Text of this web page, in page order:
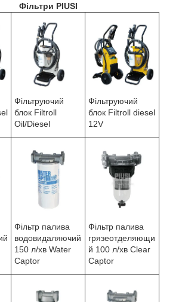
Фільтри PIUSI
Фільтруючий
блок Filtroll
Oil/Diesel
Фільтруючий
блок Filtroll diesel
12V
Фільтр палива
водовидаляючий
150 л/хв Water
Сaptor
Фільтр палива
грязеотделяющи
й 100 л/хв Clear
Captor